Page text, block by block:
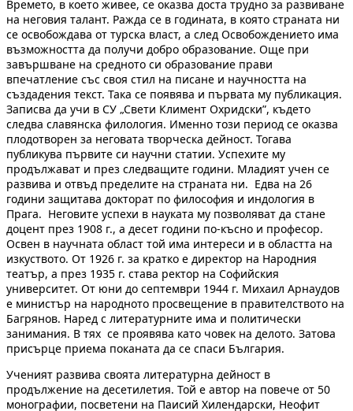
Времето, в което живее, се оказва доста трудно за развиване
на неговия талант. Ражда се в годината, в която страната ни
се освобождава от турска власт, а след Освобождението има
възможността да получи добро образование. Още при
завършване на средното си образование прави
впечатление със своя стил на писане и научността на
създадения текст. Така се появява и първата му публикация.
Записва да учи в СУ „Свети Климент Охридски”, където
следва славянска филология. Именно този период се оказва
плодотворен за неговата творческа дейност. Тогава
публикува първите си научни статии. Успехите му
продължават и през следващите години. Младият учен се
развива и отвъд пределите на страната ни. Едва на 26
години защитава докторат по философия и индология в
Прага. Неговите успехи в науката му позволяват да стане
доцент през 1908 г., а десет години по-късно и професор.
Освен в научната област той има интереси и в областта на
изкуството. От 1926 г. за кратко е директор на Народния
театър, а през 1935 г. става ректор на Софийския
университет. От юни до септември 1944 г. Михаил Арнаудов
е министър на народното просвещение в правителството на
Багрянов. Наред с литературните има и политически
занимания. В тях се проявява като човек на делото. Затова
присърце приема поканата да се спаси България.
Ученият развива своята литературна дейност в
продължение на десетилетия. Той е автор на повече от 50
монографии, посветени на Паисий Хилендарски, Неофит